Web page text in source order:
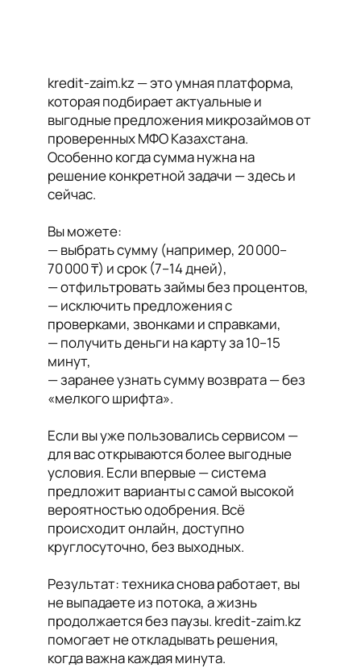
kredit-zaim.kz — это умная платформа,
которая подбирает актуальные и
выгодные предложения микрозаймов от
проверенных МФО Казахстана.
Особенно когда сумма нужна на
решение конкретной задачи — здесь и
сейчас.
Вы можете:
— выбрать сумму (например, 20 000–
70 000 ₸) и срок (7–14 дней),
— отфильтровать займы без процентов,
— исключить предложения с
проверками, звонками и справками,
— получить деньги на карту за 10–15
минут,
— заранее узнать сумму возврата — без
«мелкого шрифта».
Если вы уже пользовались сервисом —
для вас открываются более выгодные
условия. Если впервые — система
предложит варианты с самой высокой
вероятностью одобрения. Всё
происходит онлайн, доступно
круглосуточно, без выходных.
Результат: техника снова работает, вы
не выпадаете из потока, а жизнь
продолжается без паузы. kredit-zaim.kz
помогает не откладывать решения,
когда важна каждая минута.